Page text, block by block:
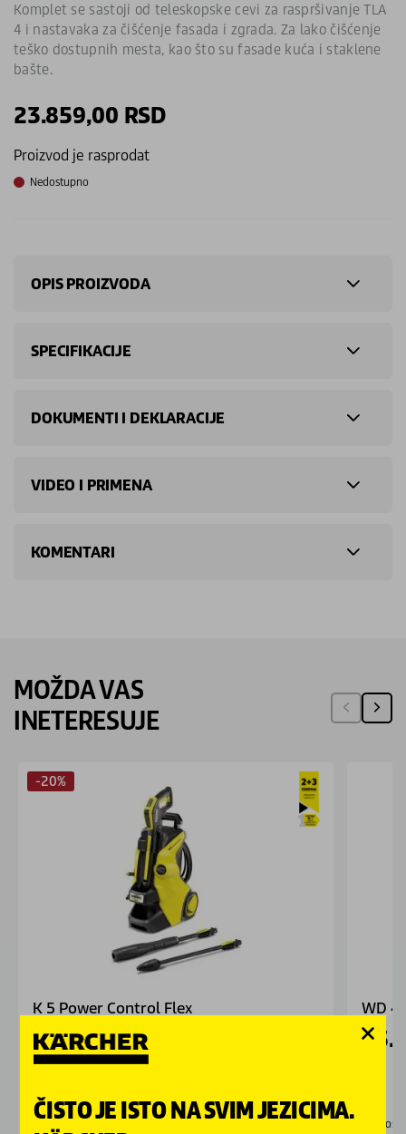
Komplet se sastoji od teleskopske cevi za raspršivanje TLA
4 i nastavaka za čišćenje fasada i zgrada. Za lako čišćenje
teško dostupnih mesta, kao što su fasade kuća i staklene
bašte.
23.859,00 RSD
Proizvod je rasprodat
Nedostupno
OPIS PROIZVODA
SPECIFIKACIJE
DOKUMENTI I DEKLARACIJE
VIDEO I PRIMENA
KOMENTARI
MOŽDA VAS
INETERESUJE
-20%
K 5 Power Control Flex
42.392,00RSD
WD 4
ČISTO JE ISTO NA SVIM JEZICIMA.